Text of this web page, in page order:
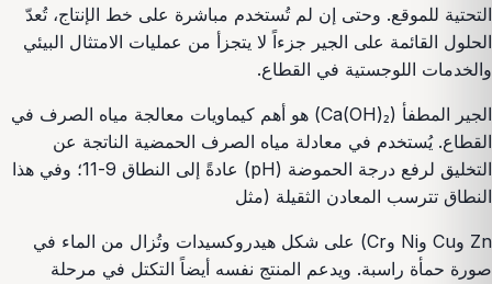
التحتية للموقع. وحتى إن لم تُستخدم مباشرة على خط الإنتاج، تُعدّ
الحلول القائمة على الجير جزءاً لا يتجزأ من عمليات الامتثال البيئي
والخدمات اللوجستية في القطاع.
الجير المطفأ (Ca(OH)₂) هو أهم كيماويات معالجة مياه الصرف في
القطاع. يُستخدم في معادلة مياه الصرف الحمضية الناتجة عن
التخليق لرفع درجة الحموضة (pH) عادةً إلى النطاق 9-11؛ وفي هذا
النطاق تترسب المعادن الثقيلة (مثل
Zn وCu وNi وCr) على شكل هيدروكسيدات وتُزال من الماء في
صورة حمأة راسبة. ويدعم المنتج نفسه أيضاً التكتل في مرحلة